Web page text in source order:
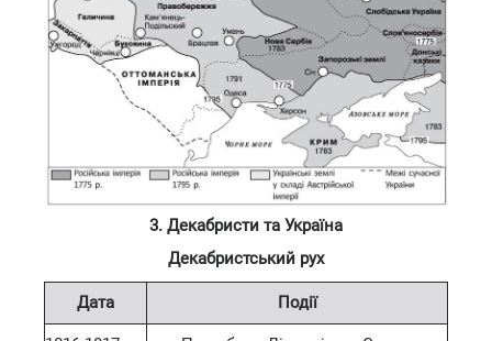
3. Декабристи та Україна
Декабристський рух
Дата Події